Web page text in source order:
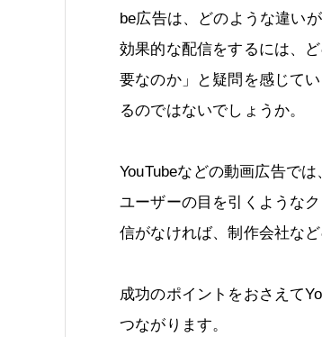
be広告は、どのような違い
効果的な配信をするには、
要なのか」と疑問を感じて
るのではないでしょうか。
YouTubeなどの動画広告で
ユーザーの目を引くような
信がなければ、制作会社な
成功のポイントをおさえて
つながります。